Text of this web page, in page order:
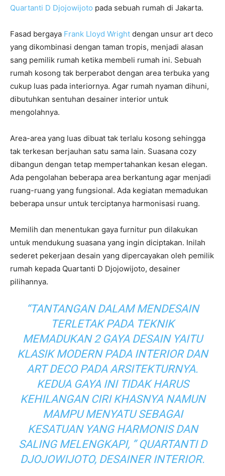
Quartanti D Djojowijoto pada sebuah rumah di Jakarta.
Fasad bergaya Frank Lloyd Wright dengan unsur art deco
yang dikombinasi dengan taman tropis, menjadi alasan
sang pemilik rumah ketika membeli rumah ini. Sebuah
rumah kosong tak berperabot dengan area terbuka yang
cukup luas pada interiornya. Agar rumah nyaman dihuni,
dibutuhkan sentuhan desainer interior untuk
mengolahnya.
Area-area yang luas dibuat tak terlalu kosong sehingga
tak terkesan berjauhan satu sama lain. Suasana cozy
dibangun dengan tetap mempertahankan kesan elegan.
Ada pengolahan beberapa area berkantung agar menjadi
ruang-ruang yang fungsional. Ada kegiatan memadukan
beberapa unsur untuk terciptanya harmonisasi ruang.
Memilih dan menentukan gaya furnitur pun dilakukan
untuk mendukung suasana yang ingin diciptakan. Inilah
sederet pekerjaan desain yang dipercayakan oleh pemilik
rumah kepada Quartanti D Djojowijoto, desainer
pilihannya.
“TANTANGAN DALAM MENDESAIN
TERLETAK PADA TEKNIK
MEMADUKAN 2 GAYA DESAIN YAITU
KLASIK MODERN PADA INTERIOR DAN
ART DECO PADA ARSITEKTURNYA.
KEDUA GAYA INI TIDAK HARUS
KEHILANGAN CIRI KHASNYA NAMUN
MAMPU MENYATU SEBAGAI
KESATUAN YANG HARMONIS DAN
SALING MELENGKAPI, ” QUARTANTI D
DJOJOWIJOTO, DESAINER INTERIOR.